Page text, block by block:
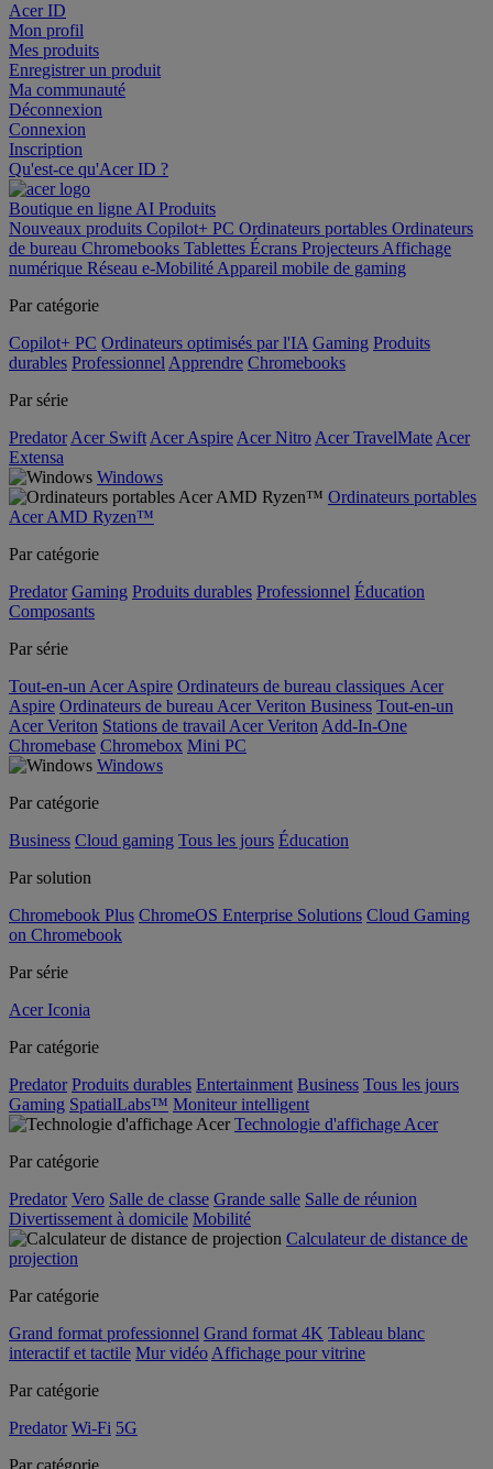
Acer ID
Mon profil
Mes produits
Enregistrer un produit
Ma communauté
Déconnexion
Connexion
Inscription
Qu'est-ce qu'Acer ID ?
Boutique en ligne AI Produits
Nouveaux produits Copilot+ PC Ordinateurs portables Ordinateurs
de bureau Chromebooks Tablettes Écrans Projecteurs Affichage
numérique Réseau e-Mobilité Appareil mobile de gaming
Par catégorie
Copilot+ PC Ordinateurs optimisés par l'IA Gaming Produits
durables Professionnel Apprendre Chromebooks
Par série
Predator Acer Swift Acer Aspire Acer Nitro Acer TravelMate Acer
Extensa
Windows
Ordinateurs portables
Acer AMD Ryzen™
Par catégorie
Predator Gaming Produits durables Professionnel Éducation
Composants
Par série
Tout-en-un Acer Aspire Ordinateurs de bureau classiques Acer
Aspire Ordinateurs de bureau Acer Veriton Business Tout-en-un
Acer Veriton Stations de travail Acer Veriton Add-In-One
Chromebase Chromebox Mini PC
Windows
Par catégorie
Business Cloud gaming Tous les jours Éducation
Par solution
Chromebook Plus ChromeOS Enterprise Solutions Cloud Gaming
on Chromebook
Par série
Acer Iconia
Par catégorie
Predator Produits durables Entertainment Business Tous les jours
Gaming SpatialLabs™ Moniteur intelligent
Technologie d'affichage Acer
Par catégorie
Predator Vero Salle de classe Grande salle Salle de réunion
Divertissement à domicile Mobilité
Calculateur de distance de
projection
Par catégorie
Grand format professionnel Grand format 4K Tableau blanc
interactif et tactile Mur vidéo Affichage pour vitrine
Par catégorie
Predator Wi-Fi 5G
Par catégorie